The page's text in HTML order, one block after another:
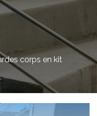
corps en kit